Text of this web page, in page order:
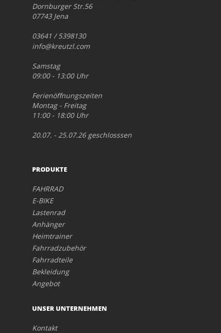
Dornburger Str.56
07743 Jena
03641 / 5398130
info@kreutzl.com
Samstag
09:00 - 13:00 Uhr
Ferienöffnungszeiten
Montag - Freitag
11:00 - 18:00 Uhr
20.07. - 25.07.26 geschlosssen
PRODUKTE
FAHRRAD
E-BIKE
Lastenrad
Anhänger
Heimtrainer
Fahrradzubehör
Fahrradteile
Bekleidung
Angebot
UNSER UNTERNEHMEN
Kontakt